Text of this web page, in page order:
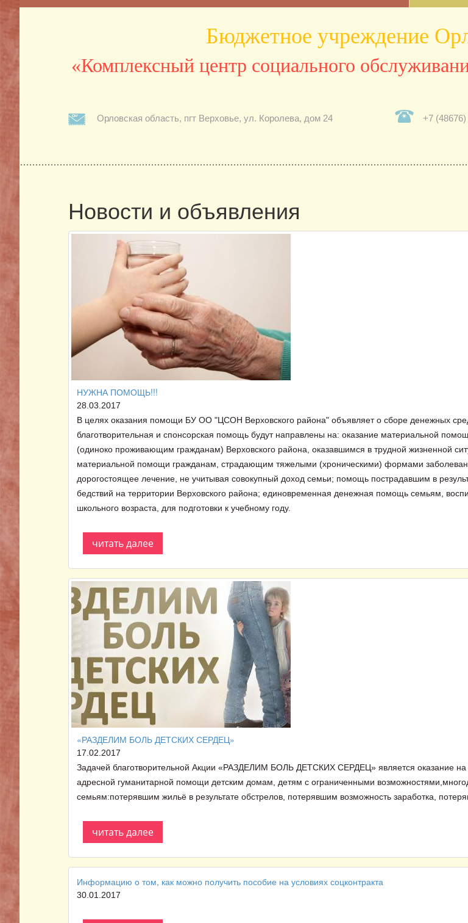
Бюджетное учреждение
«Комплексный центр социального
Орловская область, пгт Верховье, ул. Королева, дом 24 +7
Новости и объявления
НУЖНА ПОМОЩЬ!!!
28.03.2017
В целях оказания помощи БУ ОО "ЦСОН Верховского района" объявляет о сборе денежных
благотворительная и спонсорская помощь будут направлены на: оказание материальной
(одиноко проживающим гражданам) Верховского района, оказавшимся в трудной жизненной
материальной помощи гражданам, страдающим тяжелыми (хроническими) формами
дорогостоящее лечение, не учитывая совокупный доход семьи; помощь пострадавшим в
бедствий на территории Верховского района; единовременная денежная помощь семьям,
школьного возраста, для подготовки к учебному году.
читать далее
«РАЗДЕЛИМ БОЛЬ ДЕТСКИХ СЕРДЕЦ»
17.02.2017
Задачей благотворительной Акции «РАЗДЕЛИМ БОЛЬ ДЕТСКИХ СЕРДЕЦ» является оказание на
адресной гуманитарной помощи детским домам, детям с ограниченными
семьям:потерявшим жильё в результате обстрелов, потерявшим возможность заработка,
читать далее
Информацию о том, как можно получить пособие на условиях соцконтракта
30.01.2017